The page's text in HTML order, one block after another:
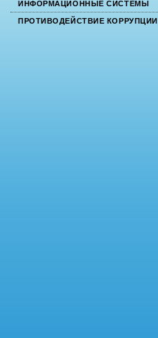
ИНФОРМАЦИОННЫЕ СИСТЕМЫ
ПРОТИВОДЕЙСТВИЕ КОРРУПЦИИ